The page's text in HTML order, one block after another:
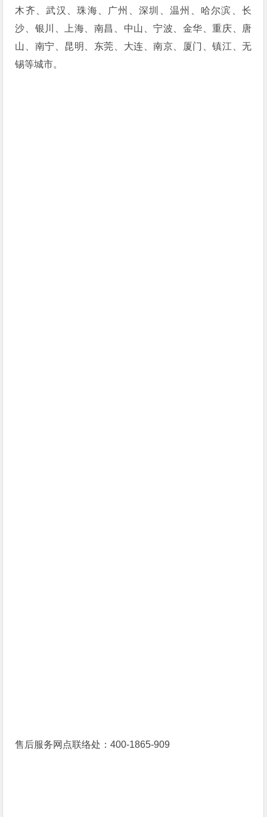
木齐、武汉、珠海、广州、深圳、温州、哈尔滨、长
沙、银川、上海、南昌、中山、宁波、金华、重庆、唐
山、南宁、昆明、东莞、大连、南京、厦门、镇江、无
锡等城市。
售后服务网点联络处：400-1865-909